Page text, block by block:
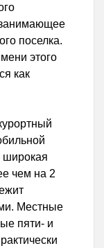
поселка.
этого
как
широкая
чем на 2
Местные
пяти- и